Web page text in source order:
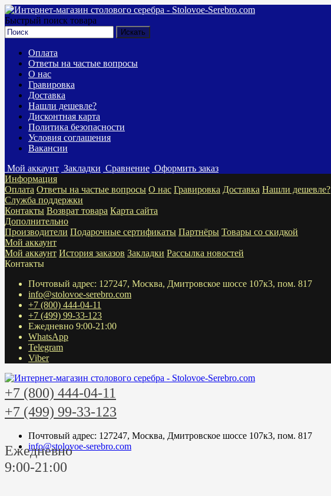
Быстрый поиск товара
Оплата
Ответы на частые вопросы
О нас
Гравировка
Доставка
Нашли дешевле?
Дисконтная карта
Политика безопасности
Условия соглашения
Вакансии
Мой аккаунт Закладки Сравнение Оформить заказ
Информация
Оплата Ответы на частые вопросы О нас Гравировка Доставка Нашли дешевле?
Служба поддержки
Контакты Возврат товара Карта сайта
Дополнительно
Производители Подарочные сертификаты Партнёры Товары со скидкой
Мой аккаунт
Мой аккаунт История заказов Закладки Рассылка новостей
Контакты
Почтовый адрес: 127247, Москва, Дмитровское шоссе 107к3, пом. 817
info@stolovoe-serebro.com
+7 (800) 444-04-11
+7 (499) 99-33-123
Ежедневно 9:00-21:00
WhatsApp
Telegram
Viber
+7 (800) 444-04-11
+7 (499) 99-33-123
Почтовый адрес: 127247, Москва, Дмитровское шоссе 107к3, пом. 817
info@stolovoe-serebro.com
Ежедневно
9:00-21:00